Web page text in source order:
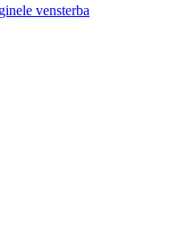
vensterba